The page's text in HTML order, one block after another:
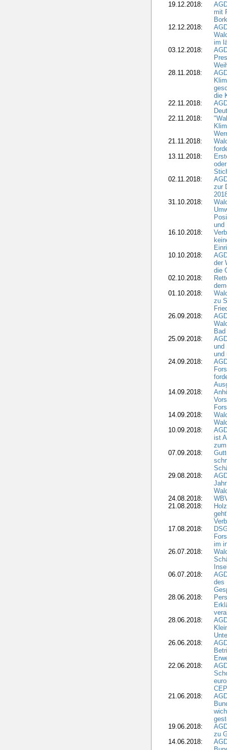
19.12.2018:
mit
12.12.2018:
im
03.12.2018:
28.11.2018:
die
22.11.2018:
22.11.2018:
21.11.2018:
13.11.2018:
02.11.2018:
zur
31.10.2018:
und
16.10.2018:
10.10.2018:
der
die
02.10.2018:
01.10.2018:
zu
26.09.2018:
25.09.2018:
und
und
24.09.2018:
14.09.2018:
14.09.2018:
10.09.2018:
ist
07.09.2018:
29.08.2018:
24.08.2018:
21.08.2018:
17.08.2018:
im
26.07.2018:
06.07.2018:
des
28.06.2018:
28.06.2018:
26.06.2018:
22.06.2018:
21.06.2018:
19.06.2018:
zu
14.06.2018: